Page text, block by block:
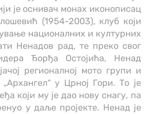
је оснивач монах иконописац
(1954-2003), клуб који
националних и културних
Ненадов рад, те преко свог
Ђорђа Остојића, Ненад
регионалној мото групи и
„Архангел“ у Црној Гори. То је
који му је дао нову снагу, па
у даље пројекте. Ненад је